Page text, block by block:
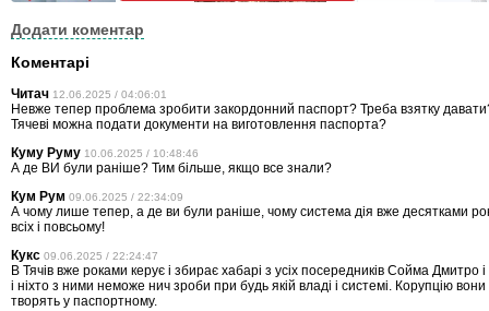
Додати коментар
Коментарі
Читач 12.06.2025 / 04:06:01
Невже тепер проблема зробити закордонний паспорт? Треба взятку
Тячеві можна подати документи на виготовлення паспорта?
Куму Руму 10.06.2025 / 10:48:46
А де ВИ були раніше? Тим більше, якщо все знали?
Кум Рум 09.06.2025 / 22:34:09
А чому лише тепер, а де ви були раніше, чому система дія вже десятками
всіх і повсьому!
Кукс 09.06.2025 / 22:24:47
В Тячів вже роками керує і збирає хабарі з усіх посередників Сойма
і ніхто з ними неможе нич зроби при будь якій владі і системі. Корупцію вони
творять у паспортному.